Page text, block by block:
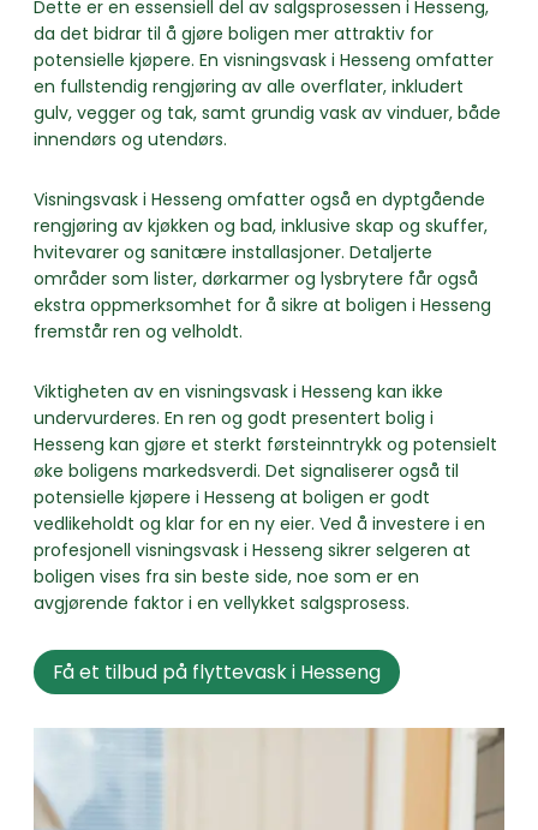
Dette er en essensiell del av salgsprosessen i Hesseng,
da det bidrar til å gjøre boligen mer attraktiv for
potensielle kjøpere. En visningsvask i Hesseng omfatter
en fullstendig rengjøring av alle overflater, inkludert
gulv, vegger og tak, samt grundig vask av vinduer, både
innendørs og utendørs.
Visningsvask i Hesseng omfatter også en dyptgående
rengjøring av kjøkken og bad, inklusive skap og skuffer,
hvitevarer og sanitære installasjoner. Detaljerte
områder som lister, dørkarmer og lysbrytere får også
ekstra oppmerksomhet for å sikre at boligen i Hesseng
fremstår ren og velholdt.
Viktigheten av en visningsvask i Hesseng kan ikke
undervurderes. En ren og godt presentert bolig i
Hesseng kan gjøre et sterkt førsteinntrykk og potensielt
øke boligens markedsverdi. Det signaliserer også til
potensielle kjøpere i Hesseng at boligen er godt
vedlikeholdt og klar for en ny eier. Ved å investere i en
profesjonell visningsvask i Hesseng sikrer selgeren at
boligen vises fra sin beste side, noe som er en
avgjørende faktor i en vellykket salgsprosess.
Få et tilbud på flyttevask i Hesseng